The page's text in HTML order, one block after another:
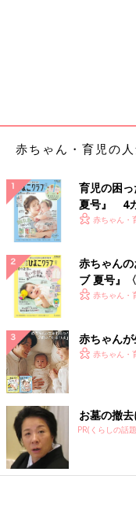
赤ちゃん・育児の
育児の困
夏号』 4
いっぱい！
赤ちゃん・
赤ちゃん
ブ 夏号』
く！ おっ
赤ちゃん・
赤ちゃんが
赤ちゃん・
お墓の撤
PR(くらしの話